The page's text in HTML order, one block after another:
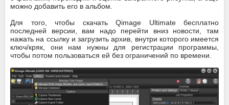
можно добавить его в альбом.
Для того, чтобы скачать Qimage Ultimate бесплатно
последней версии, вам надо перейти вниз новости, там
нажать на ссылку и загрузить архив, внутри которого имеется
ключ/кряк, они нам нужны для регистрации программы,
чтобы потом пользоваться ей без ограничений по времени.